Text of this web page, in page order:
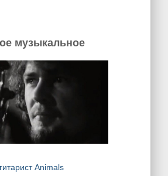
музыкальное
Animals